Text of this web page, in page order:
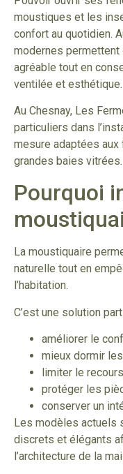
moustiques et les
confort au quotidien.
modernes permettent
agréable tout en
ventilée et esthétique.
Au Chesnay, Les
particuliers dans
mesure adaptées
grandes baies vitrées.
Pourquoi
La moustiquaire
naturelle tout en
l’habitation.
C’est une solution
améliorer le
mieux dormir
limiter le
protéger les
conserver un
Les modèles actuels
discrets et élégants
l’architecture de la